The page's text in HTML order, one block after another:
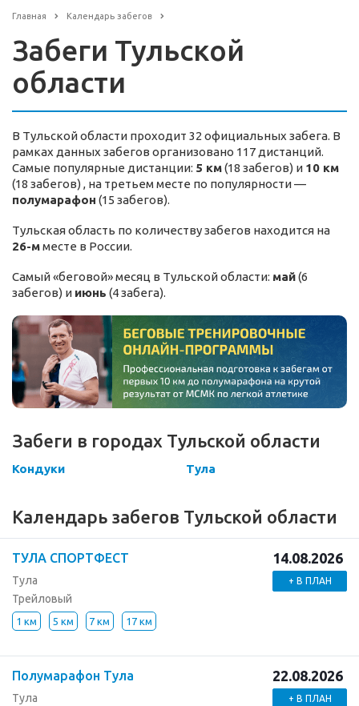
Главная Календарь забегов
Забеги Тульской
области
В Тульской области проходит 32 официальных забега. В
рамках данных забегов организовано 117 дистанций.
Самые популярные дистанции: 5 км(18 забегов) и 10 км
(18 забегов) , на третьем месте по популярности —
полумарафон (15 забегов).
Тульская область по количеству забегов находится на
26-мместе в России.
Самый «беговой» месяц в Тульской области: май(6
забегов) и июнь (4 забега).
Забеги в городах Тульской области
Кондуки Тула
Календарь забегов Тульской области
ТУЛА СПОРТФЕСТ
Тула
Трейловый
1 км 5 км 7 км 17 км
14.08.2026
+ В ПЛАН
Полумарафон Тула
Тула
22.08.2026
+ В ПЛАН